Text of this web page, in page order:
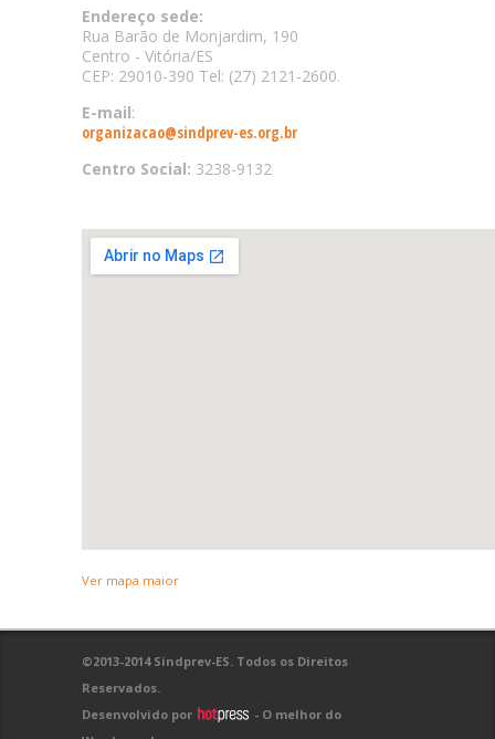
Endereço sede:
Rua Barão de Monjardim, 190
Centro - Vitória/ES
CEP: 29010-390 Tel: (27) 2121-2600.
E-mail:
organizacao@sindprev-es.org.br
Centro Social: 3238-9132
Ver mapa maior
©2013-2014 Sindprev-ES. Todos os Direitos
Reservados.
Desenvolvido por
- O melhor do